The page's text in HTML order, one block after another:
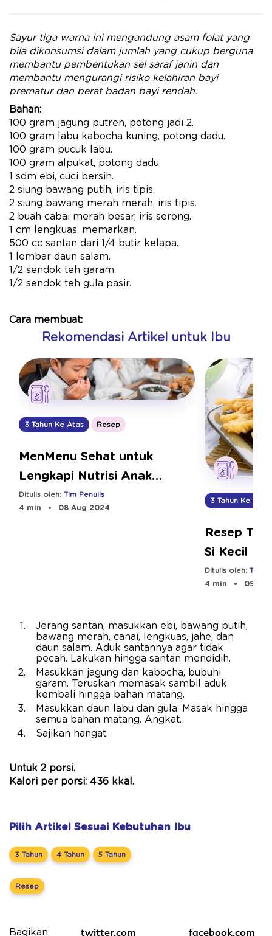
Sayur tiga warna ini mengandung asam folatyang
bila dikonsumsi dalam jumlah yang cukup berguna
membantu pembentukan sel saraf janin dan
membantu mengurangi risiko kelahiran bayi
prematur dan berat badan bayi rendah.
Bahan:
100 gram jagung putren, potong jadi 2.
100 gram labu kabocha kuning, potong dadu.
100 gram pucuk labu.
100 gram alpukat, potong dadu.
1 sdm ebi, cuci bersih.
2 siung bawang putih, iris tipis.
2 siung bawang merah merah, iris tipis.
2 buah cabai merah besar, iris serong.
1 cm lengkuas, memarkan.
500 cc santan dari 1/4 butir kelapa.
1 lembar daun salam.
1/2 sendok teh garam.
1/2 sendok teh gula pasir.
Cara membuat:
Rekomendasi Artikel untuk Ibu
3 Tahun Ke Atas Resep
MenMenu Sehat untuk
Lengkapi Nutrisi Anak
Selama Puasa
Ditulis oleh: Tim Penulis
4 min
08 Aug 2024
3 Tahun Ke Atas
Resep
Si Kecil
Ditulis oleh: Tim
4 min
09
Jerang santan, masukkan ebi, bawang putih,
bawang merah, canai, lengkuas, jahe, dan
daun salam. Aduk santannya agar tidak
pecah. Lakukan hingga santan mendidih.
Masukkan jagung dan kabocha, bubuhi
garam. Teruskan memasak sambil aduk
kembali hingga bahan matang.
Masukkan daun labu dan gula. Masak hingga
semua bahan matang. Angkat.
Sajikan hangat.
Untuk 2 porsi.
Kalori per porsi: 436 kkal.
Pilih Artikel Sesuai Kebutuhan Ibu
3 Tahun 4 Tahun 5 Tahun
Resep
Bagikan twitter.com facebook.com